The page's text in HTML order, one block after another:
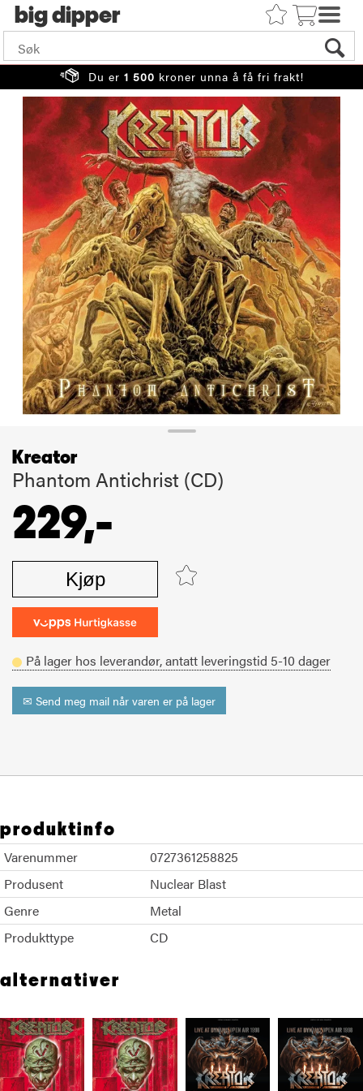
big
Du er 1 500 kroner unna å få fri frakt!
Kreator
Phantom Antichrist (CD)
229,-
Kjøp
På lager hos leverandør,antatt leveringstid 5-10 dager
✉ Send meg mail når varen er på lager
produktinfo
Varenummer
0727361258825
Produsent
Nuclear Blast
Genre
Metal
Produkttype
CD
alternativer